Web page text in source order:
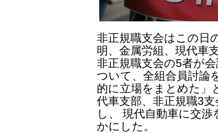
非正規職支会はこの日
明、金属労組、現代車
非正規職支会の5者が
ついて、全組合員討論
的に立場をまとめた」
代車支部、非正規職3
し、 現代自動車に交
かにした。